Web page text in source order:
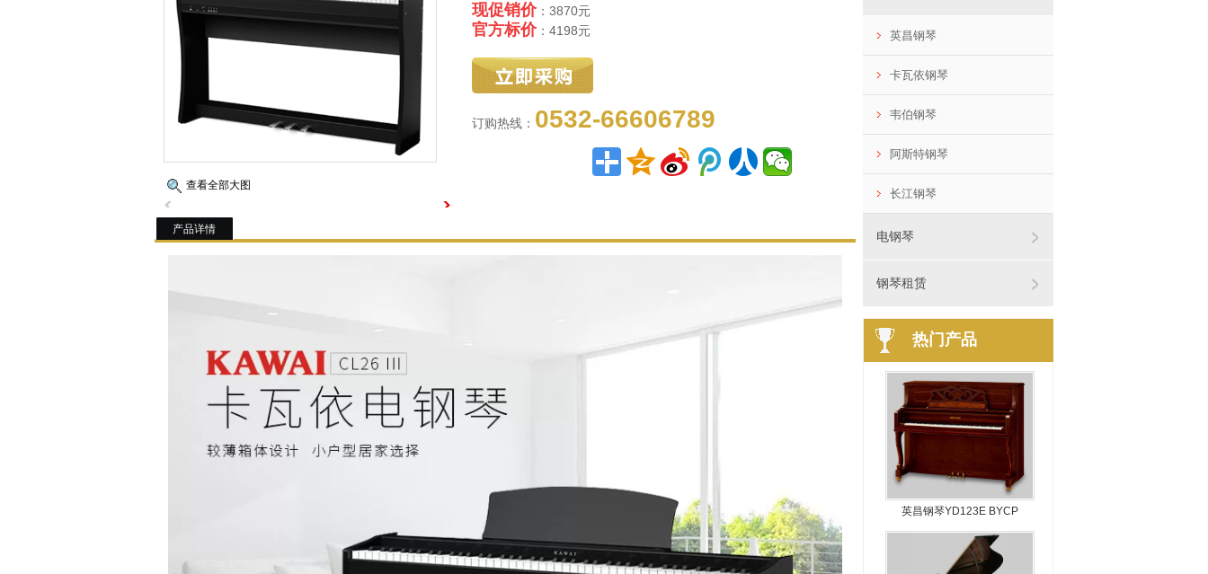
查看全部大图
现促销价：3870元
官方标价：4198元
订购热线： 0532-66606789
产品详情
英昌钢琴
卡瓦依钢琴
韦伯钢琴
阿斯特钢琴
长江钢琴
电钢琴
钢琴租赁
热门产品
英昌钢琴YD123E BYCP